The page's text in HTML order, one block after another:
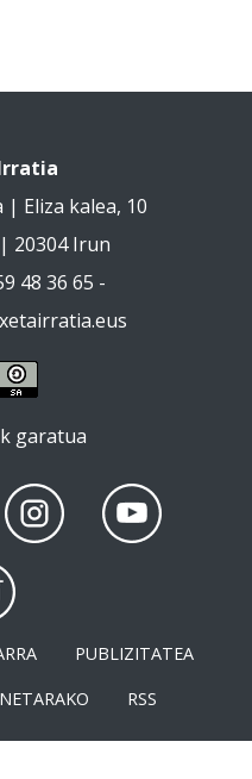
Eliza kalea, 10
20304 Irun
48 36 65 -
garatua
PUBLIZITATEA
RSS